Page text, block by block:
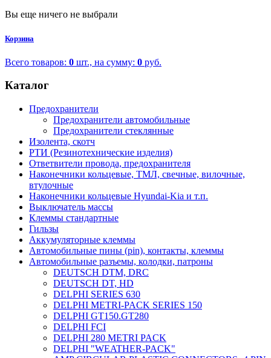
Вы еще ничего не выбрали
Корзина
Всего товаров: 0 шт., на сумму: 0 руб.
Каталог
Предохранители
Предохранители автомобильные
Предохранители стеклянные
Изолента, скотч
РТИ (Резинотехнические изделия)
Ответвители провода, предохранителя
Наконечники кольцевые, ТМЛ, свечные, вилочные,
втулочные
Наконечники кольцевые Hyundai-Kia и т.п.
Выключатель массы
Клеммы стандартные
Гильзы
Аккумуляторные клеммы
Автомобильные пины (pin), контакты, клеммы
Автомобильные разъемы, колодки, патроны
DEUTSCH DTM, DRC
DEUTSCH DT, HD
DELPHI SERIES 630
DELPHI METRI-PACK SERIES 150
DELPHI GT150.GT280
DELPHI FCI
DELPHI 280 METRI PACK
DELPHI "WEATHER-PACK"